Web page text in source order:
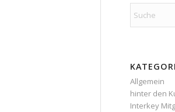
Allgemein
hinter den
Interkey